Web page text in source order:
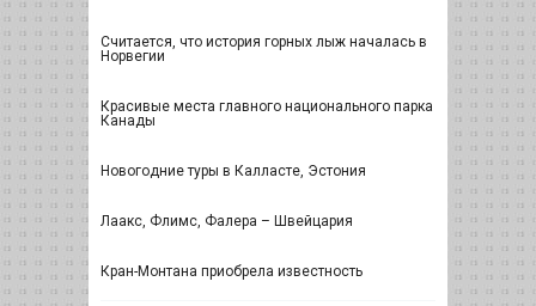
Считается, что история горных лыж началась в
Норвегии
Красивые места главного национального парка
Канады
Новогодние туры в Калласте, Эстония
Лаакс, Флимс, Фалера – Швейцария
Кран-Монтана приобрела известность